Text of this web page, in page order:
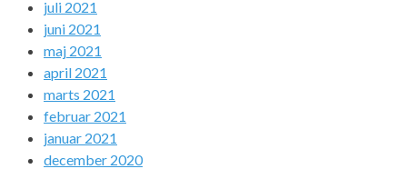
juli 2021
juni 2021
maj 2021
april 2021
marts 2021
februar 2021
januar 2021
december 2020